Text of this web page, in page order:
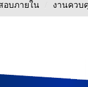
อบภายใน / งานควบ